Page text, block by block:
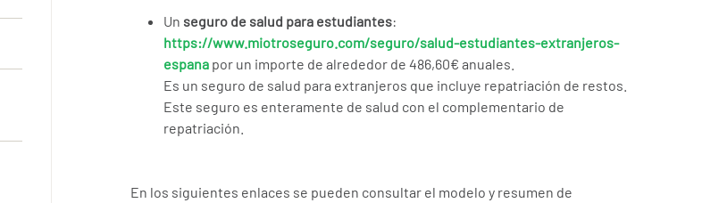
Un seguro de salud para estudiantes:
https://www.miotroseguro.com/seguro/salud-estudiantes-extranjeros-
espana por un importe de alrededor de 486,60€ anuales.
Es un seguro de salud para extranjeros que incluye repatriación de restos.
Este seguro es enteramente de salud con el complementario de
repatriación.
En los siguientes enlaces se pueden consultar el modelo y resumen de